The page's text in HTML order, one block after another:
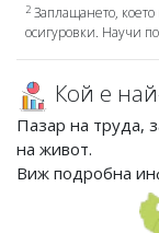
2Заплащането,
осигуровки. Научи
Кой е
Пазар на труда,
на живот.
Виж подробна